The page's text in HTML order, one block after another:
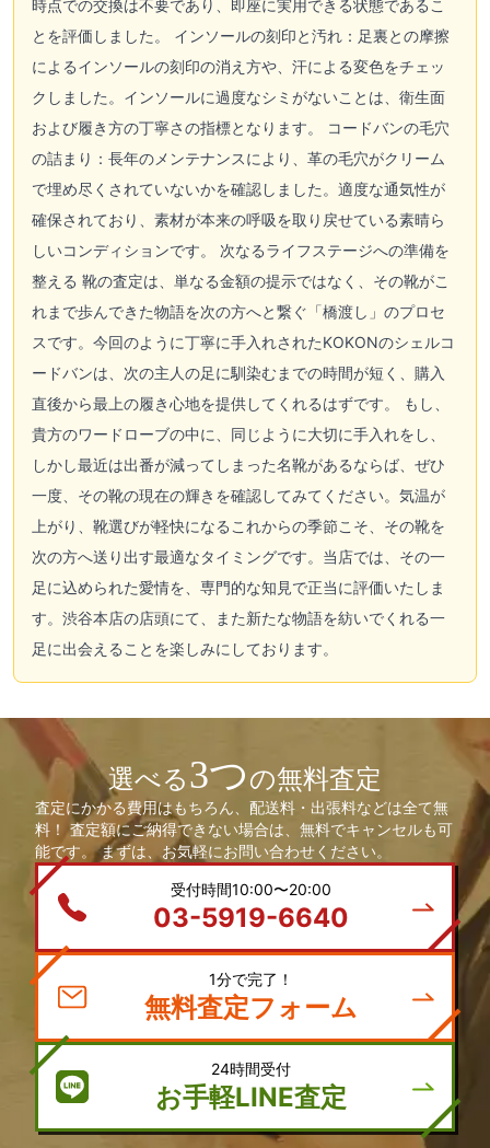
時点での交換は不要であり、即座に実用できる状態であるこ
とを評価しました。 インソールの刻印と汚れ：足裏との摩擦
によるインソールの刻印の消え方や、汗による変色をチェッ
クしました。インソールに過度なシミがないことは、衛生面
および履き方の丁寧さの指標となります。 コードバンの毛穴
の詰まり：長年のメンテナンスにより、革の毛穴がクリーム
で埋め尽くされていないかを確認しました。適度な通気性が
確保されており、素材が本来の呼吸を取り戻せている素晴ら
しいコンディションです。 次なるライフステージへの準備を
整える 靴の査定は、単なる金額の提示ではなく、その靴がこ
れまで歩んできた物語を次の方へと繋ぐ「橋渡し」のプロセ
スです。今回のように丁寧に手入れされたKOKONのシェルコ
ードバンは、次の主人の足に馴染むまでの時間が短く、購入
直後から最上の履き心地を提供してくれるはずです。 もし、
貴方のワードローブの中に、同じように大切に手入れをし、
しかし最近は出番が減ってしまった名靴があるならば、ぜひ
一度、その靴の現在の輝きを確認してみてください。気温が
上がり、靴選びが軽快になるこれからの季節こそ、その靴を
次の方へ送り出す最適なタイミングです。当店では、その一
足に込められた愛情を、専門的な知見で正当に評価いたしま
す。渋谷本店の店頭にて、また新たな物語を紡いでくれる一
足に出会えることを楽しみにしております。
選べる3つの無料査定
査定にかかる費用はもちろん、配送料・出張料などは全て無
料！ 査定額にご納得できない場合は、無料でキャンセルも可
能です。 まずは、お気軽にお問い合わせください。
03-5919-6640
1分で完了！
無料査定フォーム
24時間受付
お手軽LINE査定